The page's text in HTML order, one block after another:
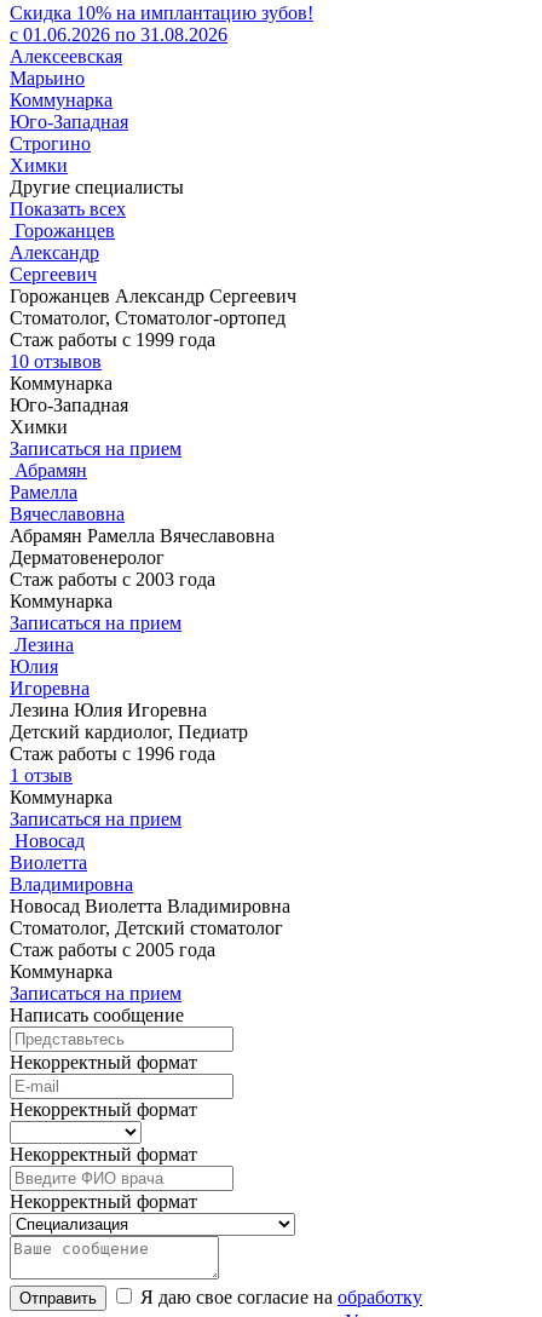
Скидка 10% на имплантацию зубов!
с 01.06.2026 по 31.08.2026
Алексеевская
Марьино
Коммунарка
Юго-Западная
Строгино
Химки
Другие специалисты
Показать всех
Горожанцев
Александр
Сергеевич
Горожанцев Александр Сергеевич
Стоматолог, Стоматолог-ортопед
Стаж работы с 1999 года
10 отзывов
Коммунарка
Юго-Западная
Химки
Записаться на прием
Абрамян
Рамелла
Вячеславовна
Абрамян Рамелла Вячеславовна
Дерматовенеролог
Стаж работы с 2003 года
Коммунарка
Записаться на прием
Лезина
Юлия
Игоревна
Лезина Юлия Игоревна
Детский кардиолог, Педиатр
Стаж работы с 1996 года
1 отзыв
Коммунарка
Записаться на прием
Новосад
Виолетта
Владимировна
Новосад Виолетта Владимировна
Стоматолог, Детский стоматолог
Стаж работы с 2005 года
Коммунарка
Записаться на прием
Написать сообщение
Некорректный формат
Некорректный формат
Некорректный формат
Некорректный формат
Отправить Я даю свое согласие на обработку